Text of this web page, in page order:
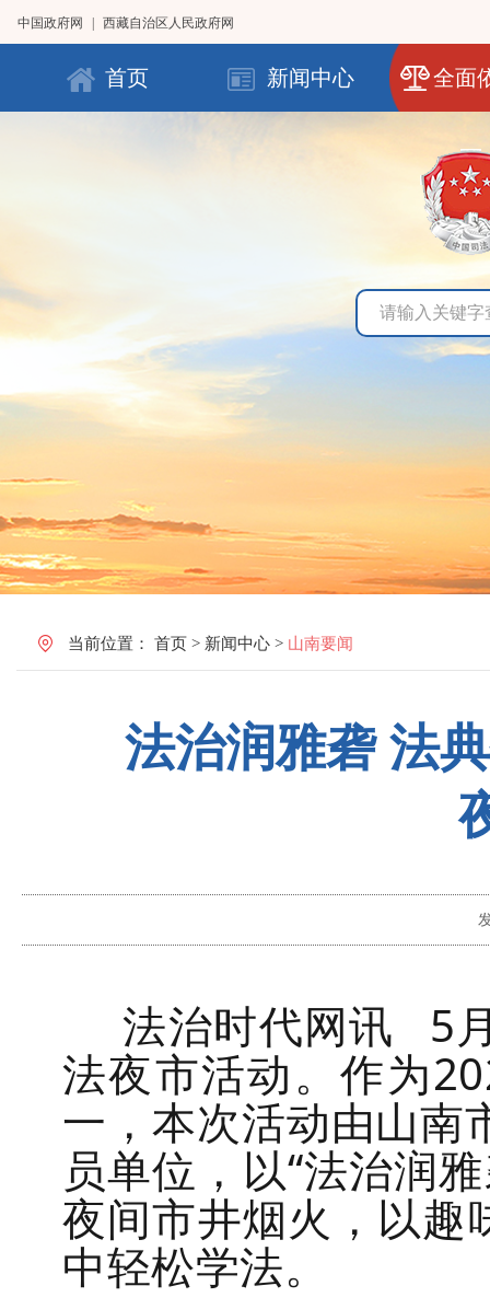
中国政府网 西藏自治区人民政府网
首页 新闻中心 全面
当前位置： 首页 > 新闻中心 > 山南要闻
法治润雅砻 法
法治时代网讯 5
法夜市活动。作为
一，本次活动由山南
员单位，以“法治润
夜间市井烟火，以趣
中轻松学法。